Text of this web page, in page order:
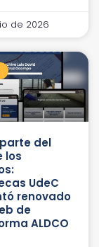
de 2026
del
los
UdeC
renovado
de
ALDCO